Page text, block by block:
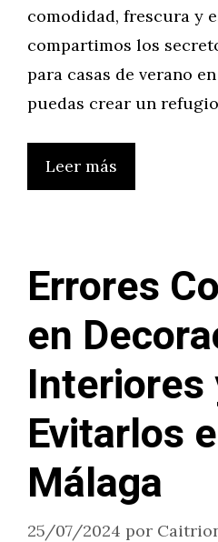
comodidad, frescura y
compartimos los
para casas de verano
puedas crear un
Leer más
Errores
en
Interiores
Evitarlos
Málaga
25/07/2024 por